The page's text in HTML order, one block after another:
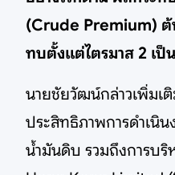
(Crude Premium) ต้
ทบตั้งแต่ไตรมาส 2 เป็
นายชัยวัฒน์กล่าวเพิ่มเ
ประสิทธิภาพการดำเนิ
น้ำมันดิบ รวมถึงการบริ